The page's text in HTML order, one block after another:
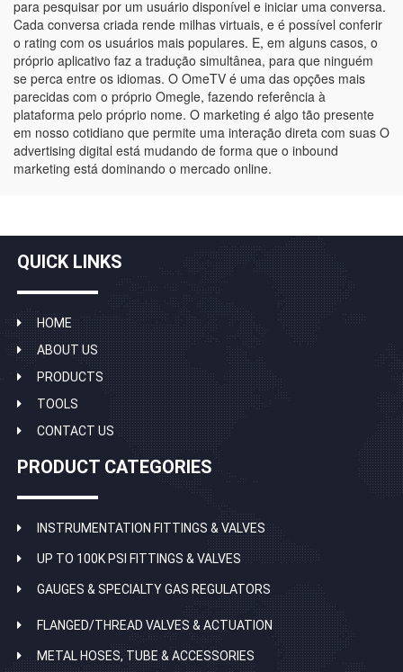
para pesquisar por um usuário disponível e iniciar uma conversa.
Cada conversa criada rende milhas virtuais, e é possível conferir
o rating com os usuários mais populares. E, em alguns casos, o
próprio aplicativo faz a tradução simultânea, para que ninguém
se perca entre os idiomas. O OmeTV é uma das opções mais
parecidas com o próprio Omegle, fazendo referência à
plataforma pelo próprio nome. O marketing é algo tão presente
em nosso cotidiano que permite uma interação direta com suas O
advertising digital está mudando de forma que o inbound
marketing está dominando o mercado online.
QUICK LINKS
HOME
ABOUT US
PRODUCTS
TOOLS
CONTACT US
PRODUCT CATEGORIES
INSTRUMENTATION FITTINGS & VALVES
UP TO 100K PSI FITTINGS & VALVES
GAUGES & SPECIALTY GAS REGULATORS
FLANGED/THREAD VALVES & ACTUATION
METAL HOSES, TUBE & ACCESSORIES